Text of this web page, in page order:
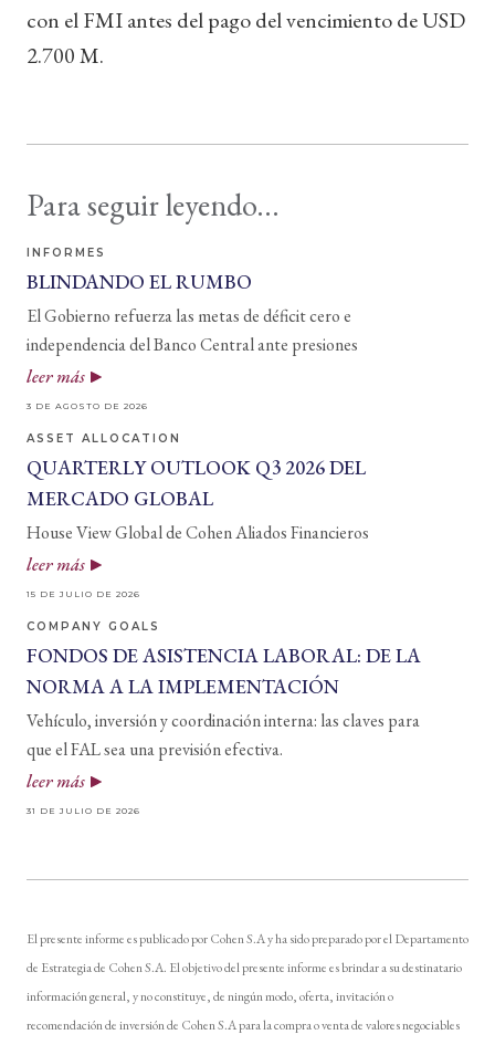
con el FMI antes del pago del vencimiento de USD
2.700 M.
Para seguir leyendo...
INFORMES
BLINDANDO EL RUMBO
El Gobierno refuerza las metas de déficit cero e
independencia del Banco Central ante presiones
leer más
3 DE AGOSTO DE 2026
ASSET ALLOCATION
QUARTERLY OUTLOOK Q3 2026 DEL
MERCADO GLOBAL
House View Global de Cohen Aliados Financieros
leer más
15 DE JULIO DE 2026
COMPANY GOALS
FONDOS DE ASISTENCIA LABORAL: DE LA
NORMA A LA IMPLEMENTACIÓN
Vehículo, inversión y coordinación interna: las claves para
que el FAL sea una previsión efectiva.
leer más
31 DE JULIO DE 2026
El presente informe es publicado por Cohen S.A y ha sido preparado por el Departamento
de Estrategia de Cohen S.A. El objetivo del presente informe es brindar a su destinatario
información general, y no constituye, de ningún modo, oferta, invitación o
recomendación de inversión de Cohen S.A para la compra o venta de valores negociables